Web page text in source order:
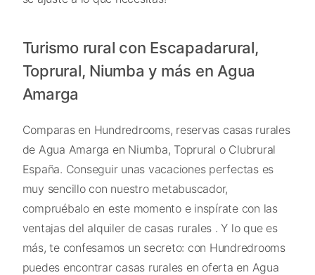
Turismo rural con Escapadarural,
Toprural, Niumba y más en Agua
Amarga
Comparas en Hundredrooms, reservas casas rurales
de Agua Amarga en Niumba, Toprural o Clubrural
España. Conseguir unas vacaciones perfectas es
muy sencillo con nuestro metabuscador,
compruébalo en este momento e inspírate con las
ventajas del alquiler de casas rurales . Y lo que es
más, te confesamos un secreto: con Hundredrooms
puedes encontrar casas rurales en oferta en Agua